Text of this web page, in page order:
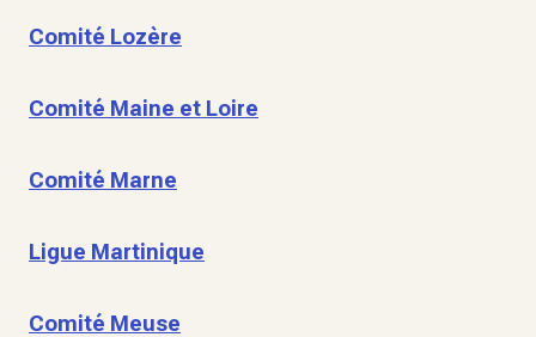
Comité Lozère
Comité Maine et Loire
Comité Marne
Ligue Martinique
Comité Meuse